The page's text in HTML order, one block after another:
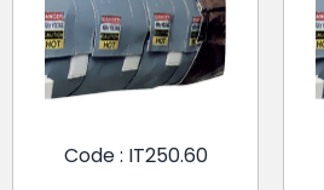
Code : IT250.60